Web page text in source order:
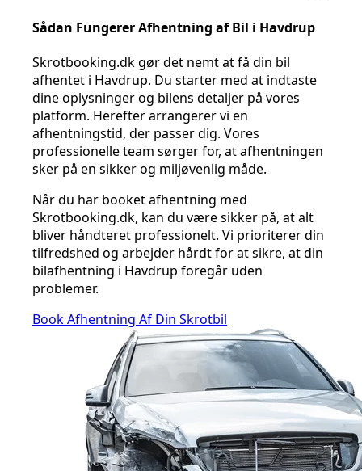
Sådan Fungerer Afhentning af Bil i Havdrup
Skrotbooking.dk gør det nemt at få din bil
afhentet i Havdrup. Du starter med at indtaste
dine oplysninger og bilens detaljer på vores
platform. Herefter arrangerer vi en
afhentningstid, der passer dig. Vores
professionelle team sørger for, at afhentningen
sker på en sikker og miljøvenlig måde.
Når du har booket afhentning med
Skrotbooking.dk, kan du være sikker på, at alt
bliver håndteret professionelt. Vi prioriterer din
tilfredshed og arbejder hårdt for at sikre, at din
bilafhentning i Havdrup foregår uden
problemer.
Book Afhentning Af Din Skrotbil